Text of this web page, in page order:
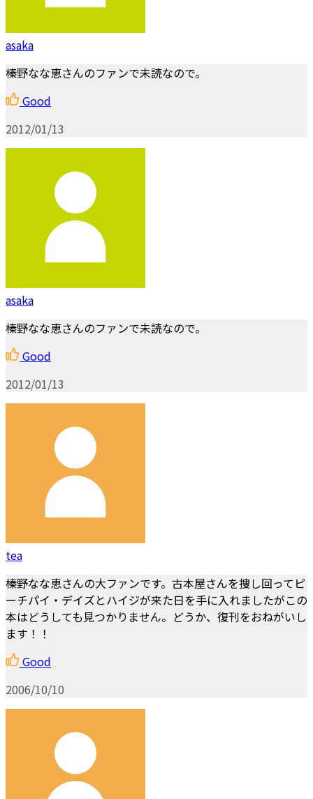
asaka
榛野なな恵さんのファンで未読なので。
Good
2012/01/13
asaka
榛野なな恵さんのファンで未読なので。
Good
2012/01/13
tea
榛野なな恵さんの大ファンです。古本屋さんを捜し回ってピ
ーチパイ・デイズとハイジが来た日を手に入れましたがこの
本はどうしても見つかりません。どうか、復刊をおねがいし
ます！！
Good
2006/10/10